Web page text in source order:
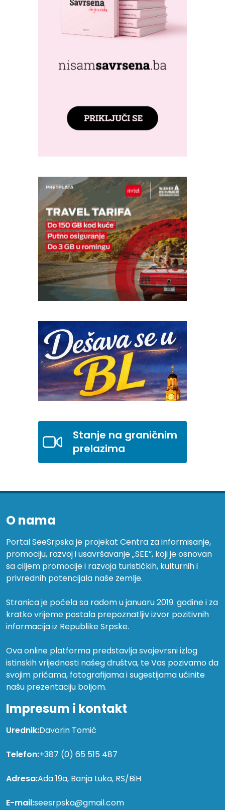
Stanje na graničnim
prelazima
O nama
Portal SeeSrpska je projekat Centra za informisanje,
promociju, razvoj i usavršavanje „SEE”, koji je osnovan
sa ciljem promocije i razvoja turističkih, kulturnih i
privrednih potencijala naše zemlje.
Stranica je počela sa radom u januaru 2019. godine i za
kratko vrijeme postala prepoznatljiv izvor pozitivnih
informacija iz Republike Srpske.
Ova online platforma predstavlja svojevrsni izlog
istinskih vrijednosti našeg društva, te Vas pozivamo da
svojim pričama, fotografijama i sugestijama učinite
našu prezentaciju boljom.
Impresum i kontakt
Urednik:Davorin Tomić
Telefon:+387 (0) 65 515 487
Adresa:Ada 19a, Banja Luka, RS/BiH
E-mail:seesrpska@gmail.com